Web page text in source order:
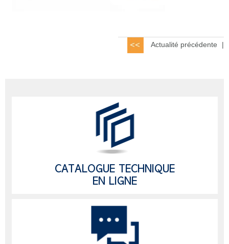
Actualité précédente |
CATALOGUE TECHNIQUE
EN LIGNE